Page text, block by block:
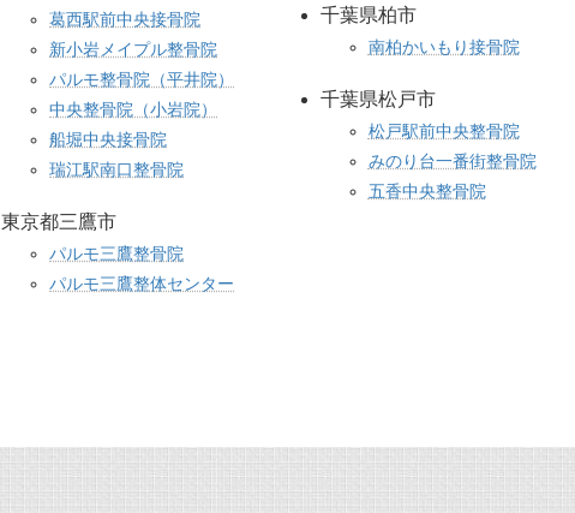
葛西駅前中央接骨院
新小岩メイプル整骨院
パルモ整骨院（平井院）
中央整骨院（小岩院）
船堀中央接骨院
瑞江駅南口整骨院
東京都三鷹市
パルモ三鷹整骨院
パルモ三鷹整体センター
千葉県柏市
南柏かいもり接骨院
千葉県松戸市
松戸駅前中央整骨院
みのり台一番街整骨院
五香中央整骨院